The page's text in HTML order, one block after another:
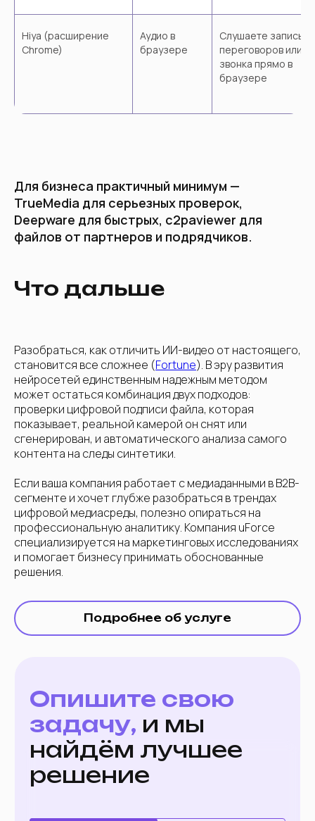
Hiya (расширение
Chrome)
Аудио в
браузере
Слушаете запись
переговоров или
звонка прямо в
браузере
Для бизнеса практичный минимум —
TrueMedia для серьезных проверок,
Deepware для быстрых, c2paviewer для
файлов от партнеров и подрядчиков.
Что дальше
Разобраться, как отличить ИИ-видео от настоящего,
становится все сложнее (Fortune). В эру развития
нейросетей единственным надежным методом
может остаться комбинация двух подходов:
проверки цифровой подписи файла, которая
показывает, реальной камерой он снят или
сгенерирован, и автоматического анализа самого
контента на следы синтетики.
Если ваша компания работает с медиаданными в B2B-
сегменте и хочет глубже разобраться в трендах
цифровой медиасреды, полезно опираться на
профессиональную аналитику. Компания uForce
специализируется на маркетинговых исследованиях
и помогает бизнесу принимать обоснованные
решения.
Подробнее об услуге
Instagram принадлежит компании
Meta*, которая признана
экстремистской организацией и